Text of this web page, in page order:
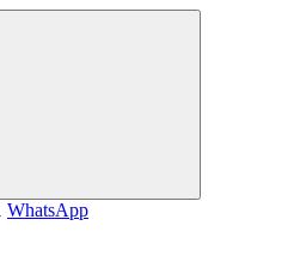
WhatsApp